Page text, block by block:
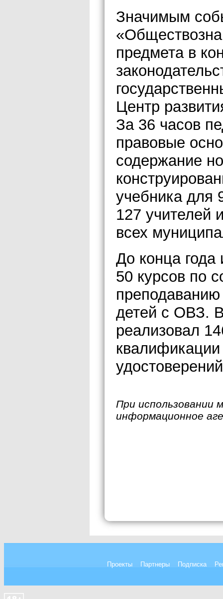
Значимым
предмета в
Центр
За 36 часов
правовые
содержание
учебника для
127 учителей
всех
До конца
50 курсов по
детей с ОВЗ.
реализовал
При использовании
информационное
Проекты Партнеры Подписка